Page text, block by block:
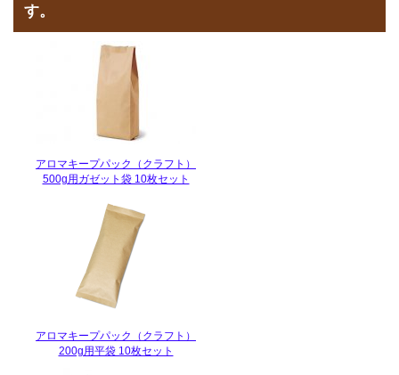
す。
アロマキープパック（クラフト）
500g用ガゼット袋 10枚セット
アロマキープパック（クラフト）
200g用平袋 10枚セット